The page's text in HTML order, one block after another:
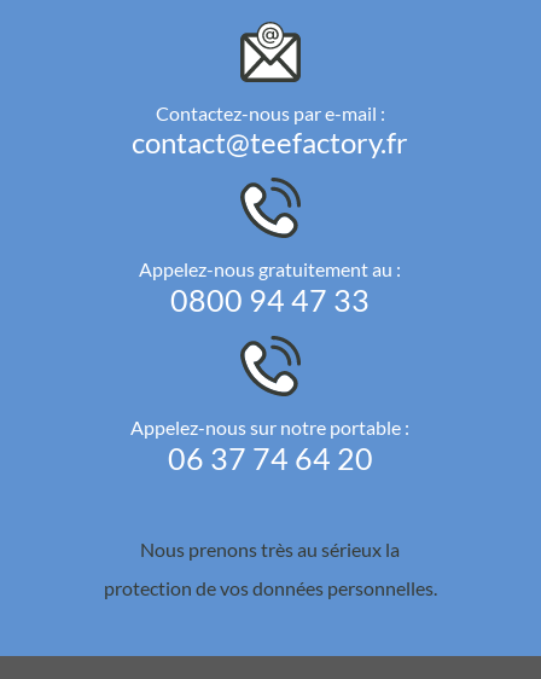
Contactez-nous par e-mail :
contact@teefactory.fr
Appelez-nous gratuitement au :
0800 94 47 33
Appelez-nous sur notre portable :
06 37 74 64 20
Nous prenons très au sérieux la
protection de vos données personnelles.